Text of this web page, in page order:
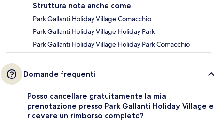
Struttura nota anche come
Park Gallanti Holiday Village Comacchio
Park Gallanti Holiday Village Holiday Park
Park Gallanti Holiday Village Holiday Park Comacchio
Domande frequenti
Posso cancellare gratuitamente la mia
prenotazione presso Park Gallanti Holiday Village e
ricevere un rimborso completo?